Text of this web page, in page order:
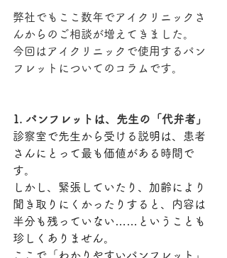
弊社でもここ数年でアイクリニックさ
んからのご相談が増えてきました。
今回はアイクリニックで使用するパン
フレットについてのコラムです。
1. パンフレットは、先生の「代弁者」
診察室で先生から受ける説明は、患者
さんにとって最も価値がある時間で
す。
しかし、緊張していたり、加齢により
聞き取りにくかったりすると、内容は
半分も残っていない……ということも
珍しくありません。
ここで「わかりやすいパンフレット」